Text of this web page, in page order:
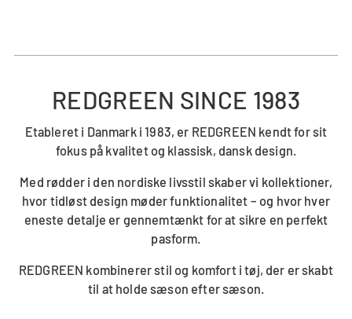
REDGREEN SINCE 1983
Etableret i Danmark i 1983, er REDGREEN kendt for sit
fokus på kvalitet og klassisk, dansk design.
Med rødder i den nordiske livsstil skaber vi kollektioner,
hvor tidløst design møder funktionalitet – og hvor hver
eneste detalje er gennemtænkt for at sikre en perfekt
pasform.
REDGREEN kombinerer stil og komfort i tøj, der er skabt
til at holde sæson efter sæson.